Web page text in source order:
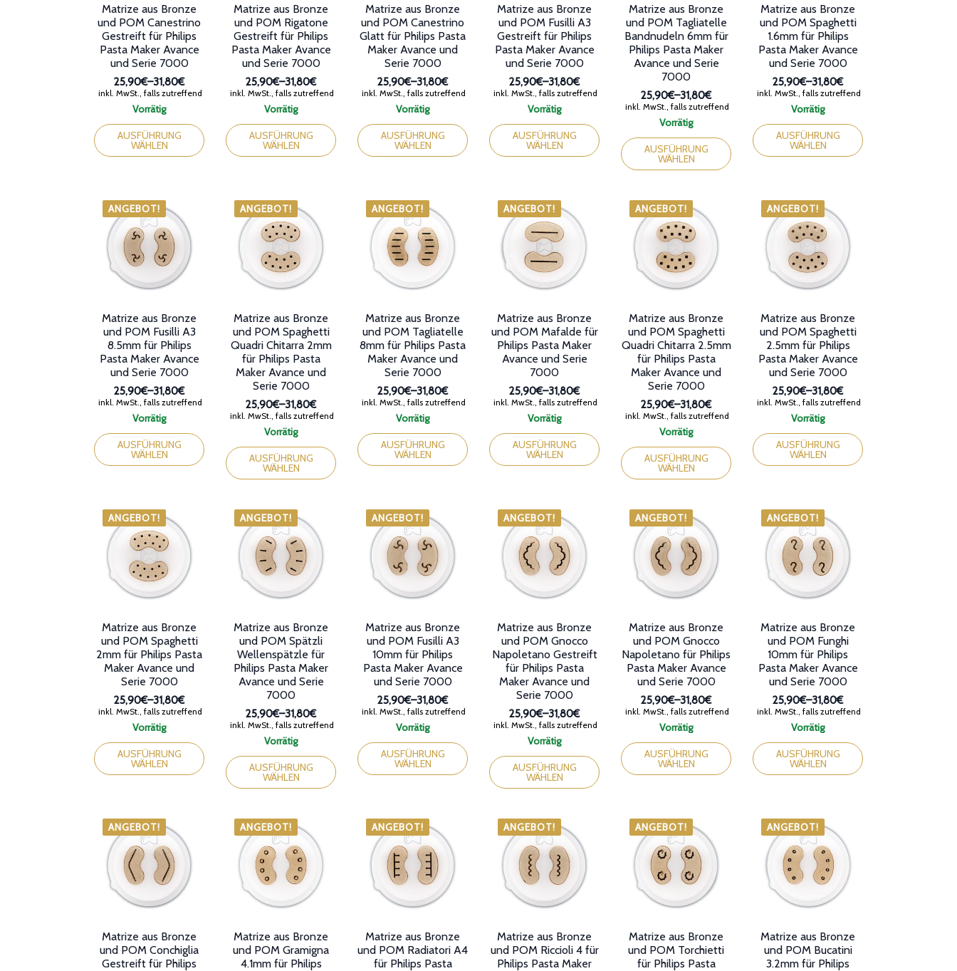
Vorrätig
Matrize aus Bronze
und POM Canestrino
Gestreift für Philips
Pasta Maker Avance
und Serie 7000
25,90€–31,80€
Preisspanne:
25,90€
31,80€
inkl. MwSt., falls zutreffend
AUSFÜHRUNG
WÄHLEN
Dieses
Produkt
weist
Die
Optionen
können
der
Produktseite
gewählt
Vorrätig
Matrize aus Bronze
und POM Rigatone
Gestreift für Philips
Pasta Maker Avance
und Serie 7000
25,90€–31,80€
Preisspanne:
25,90€
31,80€
inkl. MwSt., falls zutreffend
AUSFÜHRUNG
WÄHLEN
Dieses
Produkt
weist
Die
Optionen
können
der
Produktseite
gewählt
Vorrätig
Matrize aus Bronze
und POM Canestrino
Glatt für Philips Pasta
Maker Avance und
Serie 7000
25,90€–31,80€
Preisspanne:
25,90€
31,80€
inkl. MwSt., falls zutreffend
AUSFÜHRUNG
WÄHLEN
Dieses
Produkt
weist
Die
Optionen
können
der
Produktseite
gewählt
Vorrätig
Matrize aus Bronze
und POM Fusilli A3
Gestreift für Philips
Pasta Maker Avance
und Serie 7000
25,90€–31,80€
Preisspanne:
25,90€
31,80€
inkl. MwSt., falls zutreffend
AUSFÜHRUNG
WÄHLEN
Dieses
Produkt
weist
Die
Optionen
können
auf
der
Produktseite
gewählt
Vorrätig
Matrize aus Bronze
und POM Tagliatelle
Bandnudeln 6mm für
Philips Pasta Maker
Avance und Serie
7000
25,90€–31,80€
Preisspanne:
25,90€
31,80€
inkl. MwSt., falls zutreffend
AUSFÜHRUNG
WÄHLEN
Dieses
Produkt
weist
auf.
Die
Optionen
können
Produktseite
Vorrätig
Matrize aus Bronze
und POM Spaghetti
1.6mm für Philips
Pasta Maker Avance
und Serie 7000
25,90€–31,80€
Preisspanne:
25,90€
31,80€
inkl. MwSt., falls zutreffend
AUSFÜHRUNG
WÄHLEN
Dieses
Produkt
weist
Die
Optionen
können
der
Produktseite
gewählt
ANGEBOT!
Vorrätig
Matrize aus Bronze
und POM Fusilli A3
8.5mm für Philips
Pasta Maker Avance
und Serie 7000
25,90€–31,80€
Preisspanne:
25,90€
31,80€
inkl. MwSt., falls zutreffend
AUSFÜHRUNG
WÄHLEN
Dieses
Produkt
weist
Die
Optionen
können
der
Produktseite
gewählt
ANGEBOT!
Vorrätig
Matrize aus Bronze
und POM Spaghetti
Quadri Chitarra 2mm
für Philips Pasta
Maker Avance und
Serie 7000
25,90€–31,80€
Preisspanne:
25,90€
31,80€
inkl. MwSt., falls zutreffend
AUSFÜHRUNG
WÄHLEN
Dieses
Produkt
weist
auf.
Die
Optionen
können
Produktseite
ANGEBOT!
Vorrätig
Matrize aus Bronze
und POM Tagliatelle
8mm für Philips Pasta
Maker Avance und
Serie 7000
25,90€–31,80€
Preisspanne:
25,90€
31,80€
inkl. MwSt., falls zutreffend
AUSFÜHRUNG
WÄHLEN
Dieses
Produkt
weist
Die
Optionen
können
der
Produktseite
gewählt
ANGEBOT!
Vorrätig
Matrize aus Bronze
und POM Mafalde für
Philips Pasta Maker
Avance und Serie
7000
25,90€–31,80€
Preisspanne:
25,90€
31,80€
inkl. MwSt., falls zutreffend
AUSFÜHRUNG
WÄHLEN
Dieses
Produkt
weist
Die
Optionen
können
der
Produktseite
gewählt
ANGEBOT!
Vorrätig
Matrize aus Bronze
und POM Spaghetti
Quadri Chitarra 2.5mm
für Philips Pasta
Maker Avance und
Serie 7000
25,90€–31,80€
Preisspanne:
25,90€
31,80€
inkl. MwSt., falls zutreffend
AUSFÜHRUNG
WÄHLEN
Dieses
Produkt
weist
auf.
Die
Optionen
können
Produktseite
ANGEBOT!
Vorrätig
Matrize aus Bronze
und POM Spaghetti
2.5mm für Philips
Pasta Maker Avance
und Serie 7000
25,90€–31,80€
Preisspanne:
25,90€
31,80€
inkl. MwSt., falls zutreffend
AUSFÜHRUNG
WÄHLEN
Dieses
Produkt
weist
Die
Optionen
können
der
Produktseite
gewählt
ANGEBOT!
Vorrätig
Matrize aus Bronze
und POM Spaghetti
2mm für Philips Pasta
Maker Avance und
Serie 7000
25,90€–31,80€
Preisspanne:
25,90€
31,80€
inkl. MwSt., falls zutreffend
AUSFÜHRUNG
WÄHLEN
Dieses
Produkt
weist
Die
Optionen
können
der
Produktseite
gewählt
ANGEBOT!
Vorrätig
Matrize aus Bronze
und POM Spätzli
Wellenspätzle für
Philips Pasta Maker
Avance und Serie
7000
25,90€–31,80€
Preisspanne:
25,90€
31,80€
inkl. MwSt., falls zutreffend
AUSFÜHRUNG
WÄHLEN
Dieses
Produkt
weist
auf.
Die
Optionen
können
Produktseite
ANGEBOT!
Vorrätig
Matrize aus Bronze
und POM Fusilli A3
10mm für Philips
Pasta Maker Avance
und Serie 7000
25,90€–31,80€
Preisspanne:
25,90€
31,80€
inkl. MwSt., falls zutreffend
AUSFÜHRUNG
WÄHLEN
Dieses
Produkt
weist
Die
Optionen
können
der
Produktseite
gewählt
ANGEBOT!
Vorrätig
Matrize aus Bronze
und POM Gnocco
Napoletano Gestreift
für Philips Pasta
Maker Avance und
Serie 7000
25,90€–31,80€
Preisspanne:
25,90€
31,80€
inkl. MwSt., falls zutreffend
AUSFÜHRUNG
WÄHLEN
Dieses
Produkt
weist
auf.
Die
Optionen
können
Produktseite
ANGEBOT!
Vorrätig
Matrize aus Bronze
und POM Gnocco
Napoletano für Philips
Pasta Maker Avance
und Serie 7000
25,90€–31,80€
Preisspanne:
25,90€
31,80€
inkl. MwSt., falls zutreffend
AUSFÜHRUNG
WÄHLEN
Dieses
Produkt
weist
Die
Optionen
können
der
Produktseite
gewählt
ANGEBOT!
Vorrätig
Matrize aus Bronze
und POM Funghi
10mm für Philips
Pasta Maker Avance
und Serie 7000
25,90€–31,80€
Preisspanne:
25,90€
31,80€
inkl. MwSt., falls zutreffend
AUSFÜHRUNG
WÄHLEN
Dieses
Produkt
weist
Die
Optionen
können
der
Produktseite
gewählt
ANGEBOT!
Matrize aus Bronze
und POM Conchiglia
Gestreift für Philips
ANGEBOT!
Matrize aus Bronze
und POM Gramigna
4.1mm für Philips
ANGEBOT!
Matrize aus Bronze
und POM Radiatori A4
für Philips Pasta
ANGEBOT!
Matrize aus Bronze
und POM Riccioli 4 für
Philips Pasta Maker
ANGEBOT!
Matrize aus Bronze
und POM Torchietti
für Philips Pasta
ANGEBOT!
Matrize aus Bronze
und POM Bucatini
3.2mm für Philips